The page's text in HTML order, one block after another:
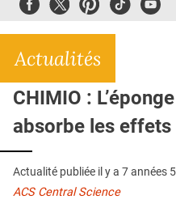
L'APP
QUI SOMMES-NOUS ?
PUBLICITÉ
CONDITIONS GÉNÉRALES
CONTACT
Actualités
CHIMIO :
absorbe les
Actualité publiée il y a 7 années
ACS Central Science